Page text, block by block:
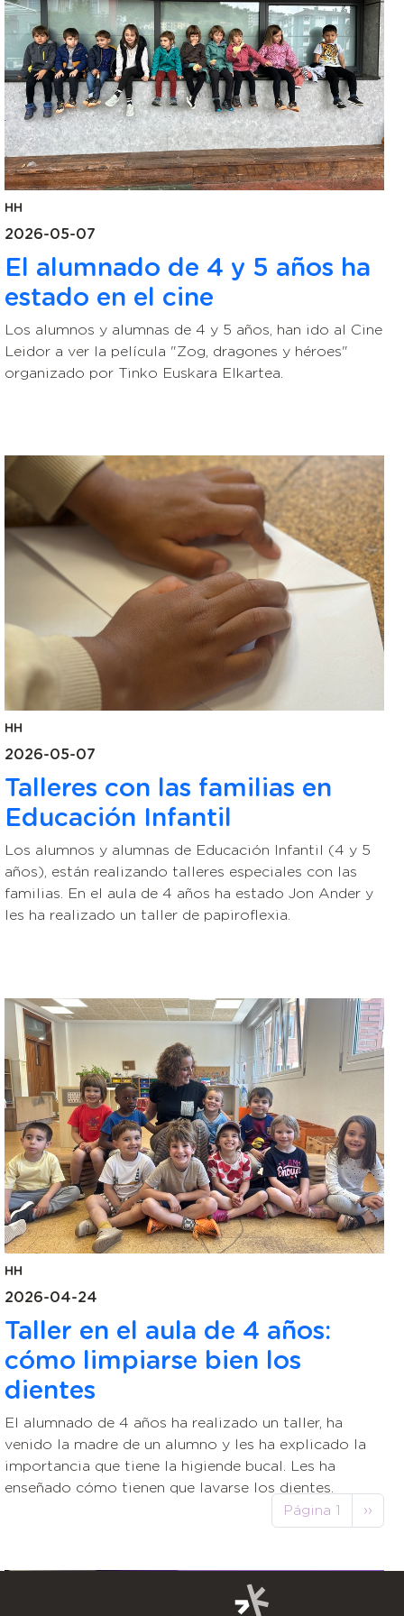
HH
2026-05-07
El alumnado de 4 y 5 años ha
estado en el cine
Los alumnos y alumnas de 4 y 5 años, han ido al Cine
Leidor a ver la película "Zog, dragones y héroes"
organizado por Tinko Euskara Elkartea.
HH
2026-05-07
Talleres con las familias en
Educación Infantil
Los alumnos y alumnas de Educación Infantil (4 y 5
años), están realizando talleres especiales con las
familias. En el aula de 4 años ha estado Jon Ander y
les ha realizado un taller de papiroflexia.
HH
2026-04-24
Taller en el aula de 4 años:
cómo limpiarse bien los
dientes
El alumnado de 4 años ha realizado un taller, ha
venido la madre de un alumno y les ha explicado la
importancia que tiene la higiende bucal. Les ha
enseñado cómo tienen que lavarse los dientes.
Página 1 ››